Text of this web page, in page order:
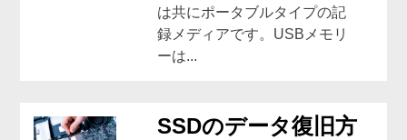
は共にポータブルタイプの記
録メディアです。USBメモリ
ーは...
SSDのデータ復旧方